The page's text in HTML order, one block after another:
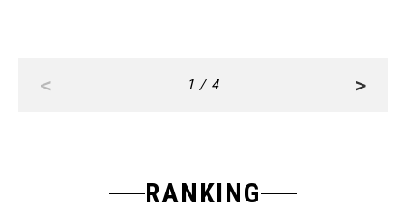
< 1 / 4 >
RANKING